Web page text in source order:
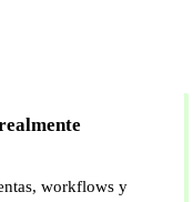
workflows y